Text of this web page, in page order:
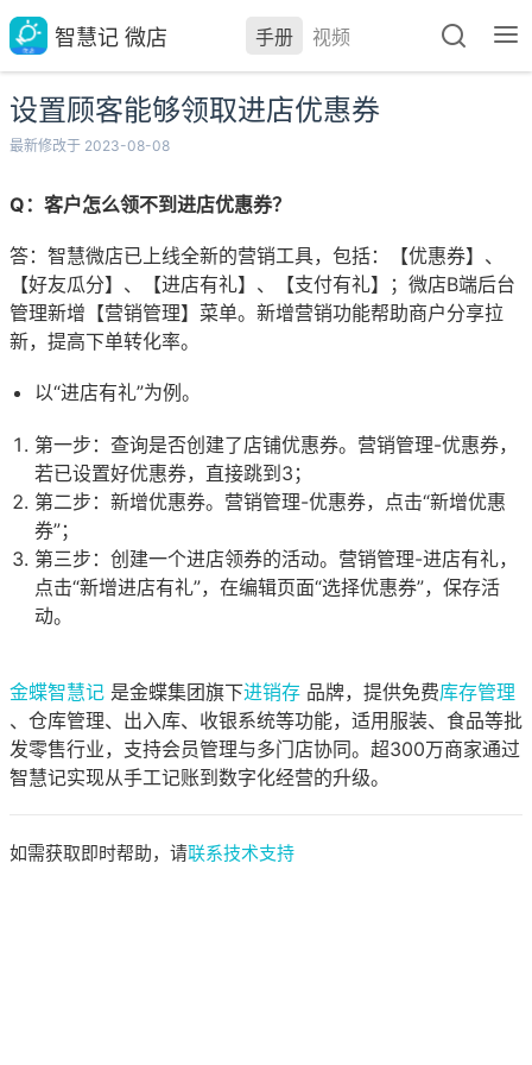
智慧记 微店 手册 视频
设置顾客能够领取进店优惠券
最新修改于 2023-08-08
Q：客户怎么领不到进店优惠券？
答：智慧微店已上线全新的营销工具，包括：【优惠券】、
【好友瓜分】、【进店有礼】、【支付有礼】；微店B端后台
管理新增【营销管理】菜单。新增营销功能帮助商户分享拉
新，提高下单转化率。
以“进店有礼”为例。
第一步：查询是否创建了店铺优惠券。营销管理-优惠券，
若已设置好优惠券，直接跳到3；
第二步：新增优惠券。营销管理-优惠券，点击“新增优惠
券”；
第三步：创建一个进店领券的活动。营销管理-进店有礼，
点击“新增进店有礼”，在编辑页面“选择优惠券”，保存活
动。
金蝶智慧记 是金蝶集团旗下进销存 品牌，提供免费库存管理
、仓库管理、出入库、收银系统等功能，适用服装、食品等批
发零售行业，支持会员管理与多门店协同。超300万商家通过
智慧记实现从手工记账到数字化经营的升级。
如需获取即时帮助，请联系技术支持